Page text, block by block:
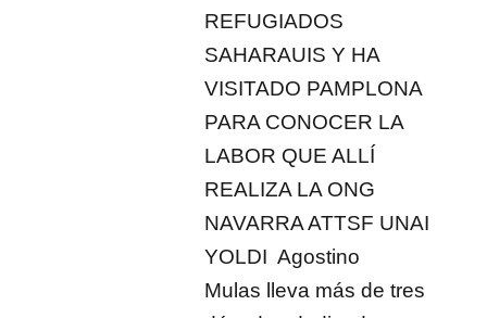
REFUGIADOS
SAHARAUIS Y HA
VISITADO PAMPLONA
PARA CONOCER LA
LABOR QUE ALLÍ
REALIZA LA ONG
NAVARRA ATTSF UNAI
YOLDI Agostino
Mulas lleva más de tres